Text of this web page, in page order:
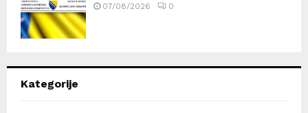
07/08/2026 0
Kategorije